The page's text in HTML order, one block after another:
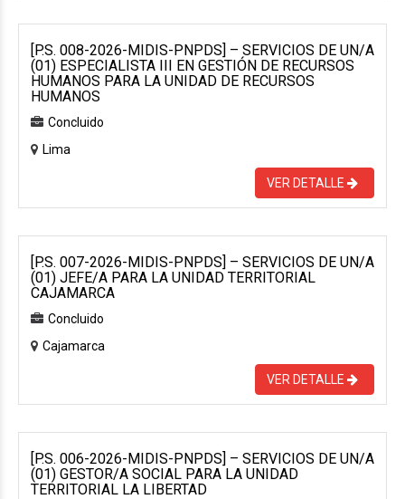
[P.S. 008-2026-MIDIS-PNPDS] – SERVICIOS DE UN/A
(01) ESPECIALISTA III EN GESTIÓN DE RECURSOS
HUMANOS PARA LA UNIDAD DE RECURSOS
HUMANOS
Concluido
Lima
VER DETALLE
[P.S. 007-2026-MIDIS-PNPDS] – SERVICIOS DE UN/A
(01) JEFE/A PARA LA UNIDAD TERRITORIAL
CAJAMARCA
Concluido
Cajamarca
VER DETALLE
[P.S. 006-2026-MIDIS-PNPDS] – SERVICIOS DE UN/A
(01) GESTOR/A SOCIAL PARA LA UNIDAD
TERRITORIAL LA LIBERTAD